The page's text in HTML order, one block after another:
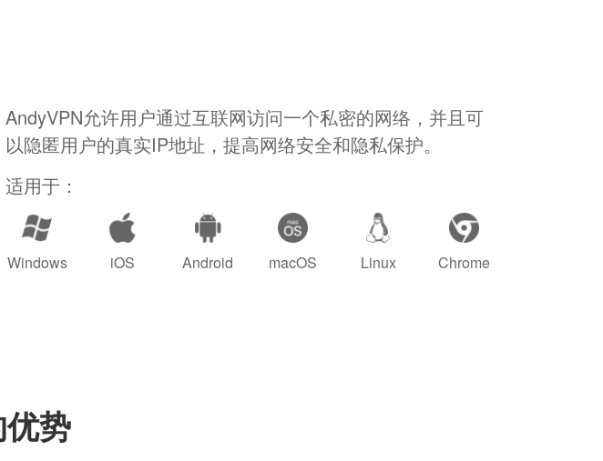
AndyVPN允许用户通过互联网访问一个私密的网络，并且可
以隐匿用户的真实IP地址，提高网络安全和隐私保护。
适用于：
Windows iOS Android macOS Linux Chrome
势